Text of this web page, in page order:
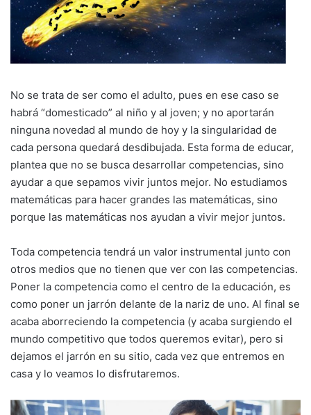
No se trata de ser como el adulto, pues en ese caso se
habrá “domesticado” al niño y al joven; y no aportarán
ninguna novedad al mundo de hoy y la singularidad de
cada persona quedará desdibujada. Esta forma de educar,
plantea que no se busca desarrollar competencias, sino
ayudar a que sepamos vivir juntos mejor. No estudiamos
matemáticas para hacer grandes las matemáticas, sino
porque las matemáticas nos ayudan a vivir mejor juntos.
Toda competencia tendrá un valor instrumental junto con
otros medios que no tienen que ver con las competencias.
Poner la competencia como el centro de la educación, es
como poner un jarrón delante de la nariz de uno. Al final se
acaba aborreciendo la competencia (y acaba surgiendo el
mundo competitivo que todos queremos evitar), pero si
dejamos el jarrón en su sitio, cada vez que entremos en
casa y lo veamos lo disfrutaremos.